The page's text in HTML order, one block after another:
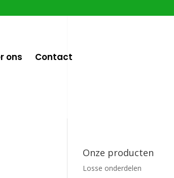
ons Contact
Onze producten
Losse onderdelen